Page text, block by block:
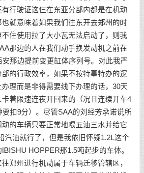
行驶证这仨在东亚分部内都是在机动
就意味着如果我们往东开去郑州的时
住使用拉了大小瓦无法启动了，则我
那边的人在我们动手换发动机之前在
那边提前变更缸体序列号。对此我严
的行政效率，如果不按特事特办的逻
理而是非得需要线下办理的话，30天
着限速连夜开回来的（况且连续开车4
扣9分）。尽管SAA的刘经芳承诺说所
的车辆只要正常地喂五油三水并给它
汽油就行了，但是我依旧怀疑1.2L这个
HOPPER那1.5吨起步的车体。
郑州进行机动属于车辆迁移管辖区，